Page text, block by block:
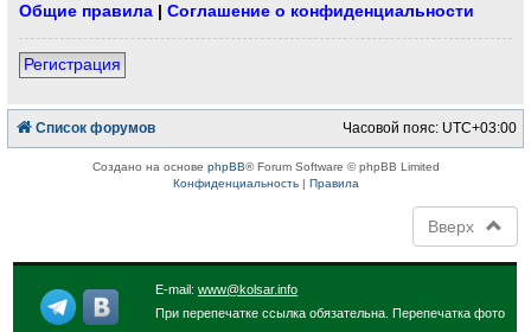
Общие правила |Соглашение о конфиденциальности
Регистрация
Список форумов Часовой пояс: UTC+03:00
Создано на основе phpBB® Forum Software © phpBB Limited
Конфиденциальность| Правила
Вверх
E-mail:www@kolsar.info
При перепечатке ссылка обязательна. Перепечатка фото